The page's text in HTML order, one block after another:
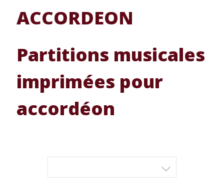
ACCORDEON
Partitions musicales
imprimées pour
accordéon
